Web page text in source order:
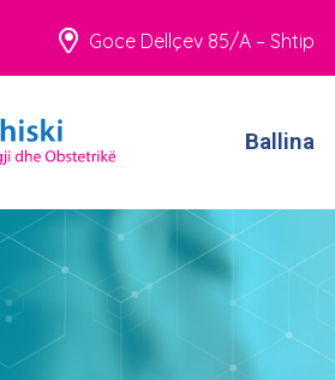
Goce Dellçev 85/A – Shtip
Ballina